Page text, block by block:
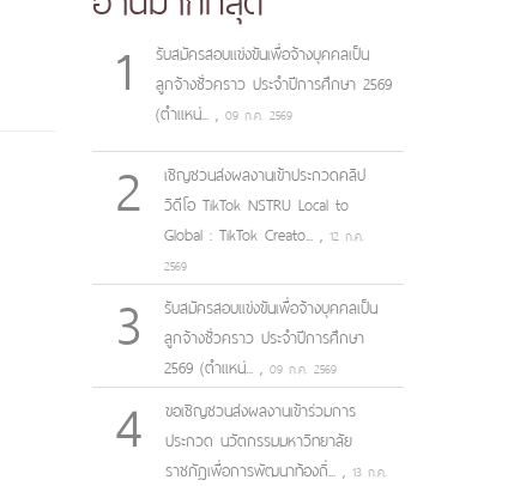
1
รับสมัครสอบแข่งขันเพื่อจ้างบุคคลเป็น
ลูกจ้างชั่วคราว ประจำปีการศึกษา 2569
(ตำแหน่... , 09 ก.ค. 2569
2
เชิญชวนส่งผลงานเข้าประกวดคลิป
วิดีโอ TikTok NSTRU Local to
Global : TikTok Creato... , 12 ก.ค.
2569
3
รับสมัครสอบแข่งขันเพื่อจ้างบุคคลเป็น
ลูกจ้างชั่วคราว ประจำปีการศึกษา
2569 (ตำแหน่... , 09 ก.ค. 2569
4
ขอเชิญชวนส่งผลงานเข้าร่วมการ
ประกวด นวัตกรรมมหาวิทยาลัย
ราชภัฏเพื่อการพัฒนาท้องถิ่... , 13 ก.ค.